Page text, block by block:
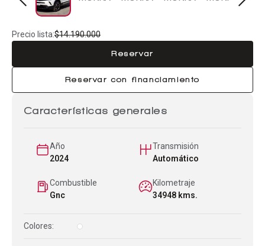
Precio lista:$14.190.000
Reservar
Reservar con financiamiento
Características generales
Año
2024
Transmisión
Automático
Combustible
Gnc
Kilometraje
34948 kms.
Colores: